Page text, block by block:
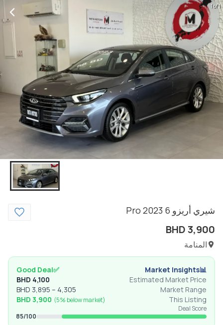
شيري أريزو 6 Pro 2023
BHD3,900
المنامة
📊
Market Insights
✅
Good Deal
Estimated Market Price
BHD 4,100
Market Range
BHD 3,895 – 4,305
This Listing
BHD 3,900 (5% belowmarket)
Deal Score
85/100
1 of 1